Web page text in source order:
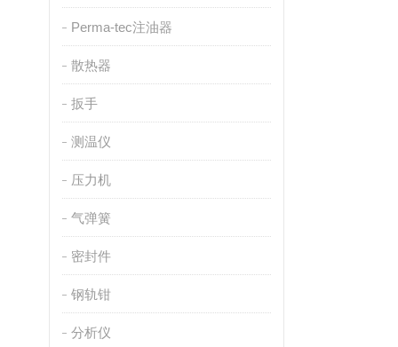
Perma-tec注油器
散热器
扳手
测温仪
压力机
气弹簧
密封件
钢轨钳
分析仪